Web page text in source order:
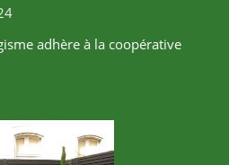
adhère à la coopérative